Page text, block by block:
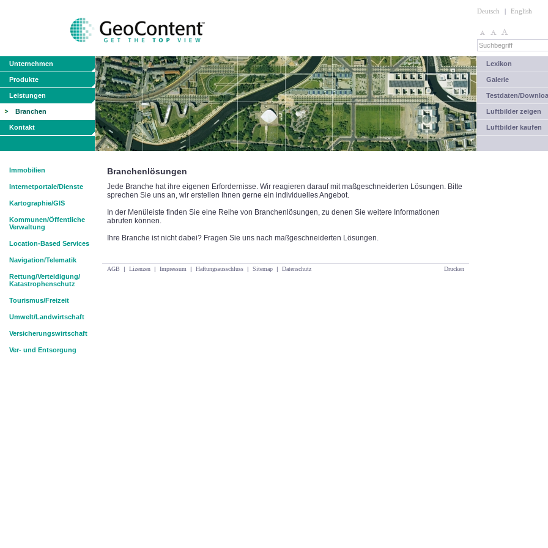
Deutsch | English
Unternehmen
Produkte
Leistungen
Branchen
Kontakt
Lexikon
Galerie
Testdaten/
Luftbilder zeigen
Luftbilder kaufen
Immobilien
Internetportale/Dienste
Kartographie/GIS
Kommunen/Öffentliche
Verwaltung
Location-Based Services
Navigation/Telematik
Rettung/Verteidigung/
Katastrophenschutz
Tourismus/Freizeit
Umwelt/Landwirtschaft
Versicherungswirtschaft
Ver- und Entsorgung
Branchenlösungen
Jede Branche hat ihre eigenen Erfordernisse. Wir reagieren darauf mit maßgeschneiderten Lösungen. Bitte
sprechen Sie uns an, wir erstellen Ihnen gerne ein individuelles Angebot.
In der Menüleiste finden Sie eine Reihe von Branchenlösungen, zu denen Sie weitere Informationen
abrufen können.
Ihre Branche ist nicht dabei? Fragen Sie uns nach maßgeschneiderten Lösungen.
AGB | Lizenzen | Impressum | Haftungsausschluss | Sitemap | Datenschutz Drucken